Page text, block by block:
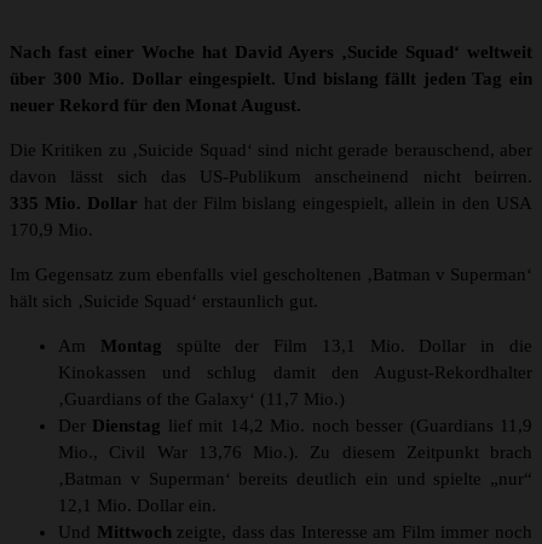
Nach fast einer Woche hat David Ayers ‚Sucide Squad‘ weltweit
über 300 Mio. Dollar eingespielt. Und bislang fällt jeden Tag ein
neuer Rekord für den Monat August.
Die Kritiken zu ‚Suicide Squad‘ sind nicht gerade berauschend, aber
davon lässt sich das US-Publikum anscheinend nicht beirren.
335 Mio. Dollar hat der Film bislang eingespielt, allein in den USA
170,9 Mio.
Im Gegensatz zum ebenfalls viel gescholtenen ‚Batman v Superman‘
hält sich ‚Suicide Squad‘ erstaunlich gut.
Am Montag
spülte der Film 13,1 Mio. Dollar in die
Kinokassen und schlug damit den August-Rekordhalter
‚Guardians of the Galaxy‘ (11,7 Mio.)
Der Dienstag lief mit 14,2 Mio. noch besser (Guardians 11,9
Mio., Civil War 13,76 Mio.). Zu diesem Zeitpunkt brach
‚Batman v Superman‘ bereits deutlich ein und spielte „nur“
12,1 Mio. Dollar ein.
Und Mittwochzeigte, dass das Interesse am Film immer noch